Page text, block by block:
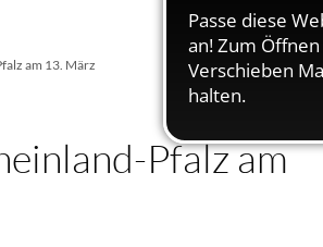
am 13. März
Pfalz am